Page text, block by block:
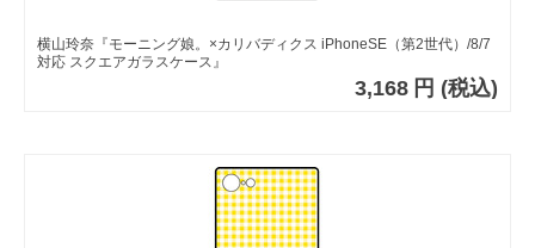
横山玲奈『モーニング娘。×カリバディクス iPhoneSE（第2世代）/8/7
対応 スクエアガラスケース』
3,168 円 (税込)